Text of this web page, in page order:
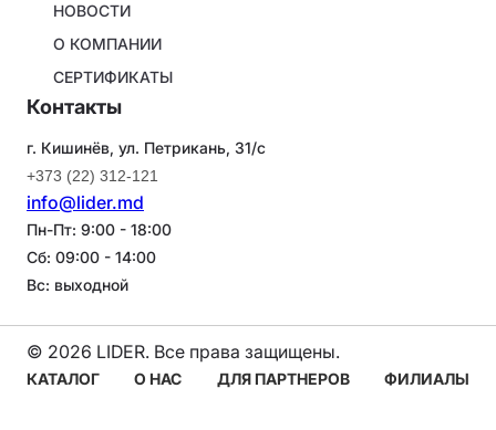
НОВОСТИ
О КОМПАНИИ
СЕРТИФИКАТЫ
Контакты
г. Кишинёв, ул. Петрикань, 31/с
+373 (22) 312-121
info@lider.md
Пн-Пт: 9:00 - 18:00
Сб: 09:00 - 14:00
Вс: выходной
© 2026 LIDER. Все права защищены.
Navigare
КАТАЛОГ О НАС ДЛЯ ПАРТНЕРОВ ФИЛИАЛЫ